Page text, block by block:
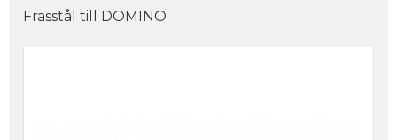
Frässtål till DOMINO